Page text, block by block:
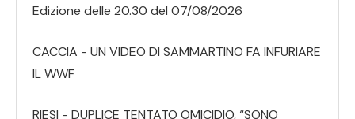
Edizione delle 20.30 del 07/08/2026
CACCIA - UN VIDEO DI SAMMARTINO FA INFURIARE
IL WWF
RIESI - DUPLICE TENTATO OMICIDIO, “SONO